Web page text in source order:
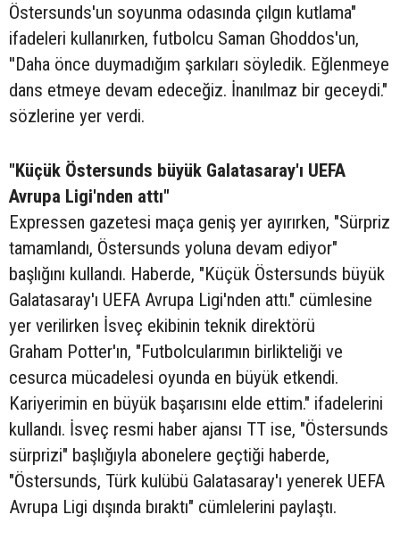
Östersunds'un soyunma odasında çılgın kutlama"
ifadeleri kullanırken, futbolcu Saman Ghoddos'un,
''Daha önce duymadığım şarkıları söyledik. Eğlenmeye
dans etmeye devam edeceğiz. İnanılmaz bir geceydi."
sözlerine yer verdi.
"Küçük Östersunds büyük Galatasaray'ı UEFA
Avrupa Ligi'nden attı"
Expressen gazetesi maça geniş yer ayırırken, "Sürpriz
tamamlandı, Östersunds yoluna devam ediyor"
başlığını kullandı. Haberde, "Küçük Östersunds büyük
Galatasaray'ı UEFA Avrupa Ligi'nden attı." cümlesine
yer verilirken İsveç ekibinin teknik direktörü
Graham Potter'ın, "Futbolcularımın birlikteliği ve
cesurca mücadelesi oyunda en büyük etkendi.
Kariyerimin en büyük başarısını elde ettim." ifadelerini
kullandı. İsveç resmi haber ajansı TT ise, "Östersunds
sürprizi" başlığıyla abonelere geçtiği haberde,
"Östersunds, Türk kulübü Galatasaray'ı yenerek UEFA
Avrupa Ligi dışında bıraktı" cümlelerini paylaştı.